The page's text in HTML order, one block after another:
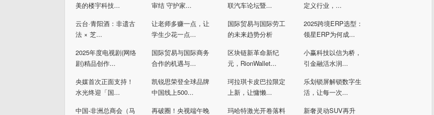
美的楼宇科技...
审结 守护家...
联汽车论坛暨...
定义行业，...
云台·青阳酒：非遗古
法 × 芝...
让老师多赚一点，让
学生少花一点...
国际贸易与国际劳工
的未来趋势分析
2025跨境ERP选型：
领星ERP为何成...
2025年度电视剧(网络
剧)精品创作...
国际贸易与国际商务
合作的机遇与...
区块链新革命新纪
元，RionWallet...
小赢科技以信为桥，
引金融活水润...
央媒首次正面支持！
水光终迎「国...
凯锐思荣登全球品牌
中国线上500...
珂拉琪卡皮巴拉限定
上新，让慵懒...
乐划锁屏解锁数字生
活，让每一次...
中国-非洲总商会（马
再破圈！央视端午晚
玛哈特激光开卷落料
新奢灵动SUV再升